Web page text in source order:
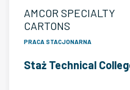
AMCOR SPECIALTY
CARTONS
PRACA STACJONARNA
Staż Technical